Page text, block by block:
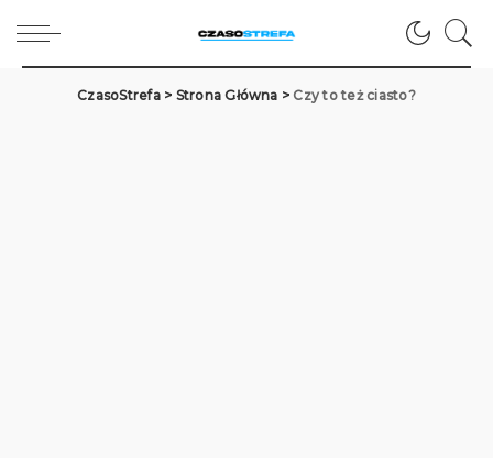
CzasoStrefa> Strona Główna > Czy to też ciasto?